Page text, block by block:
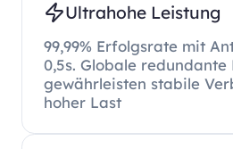
Ultrahohe Leistung
99,99% Erfolgsrate mit
0,5s. Globale redundante
gewährleisten stabile
hoher Last